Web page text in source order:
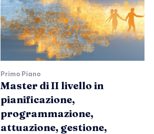
Primo Piano
Master di II livello in
pianificazione,
programmazione,
attuazione, gestione,